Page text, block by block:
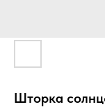
Шторка